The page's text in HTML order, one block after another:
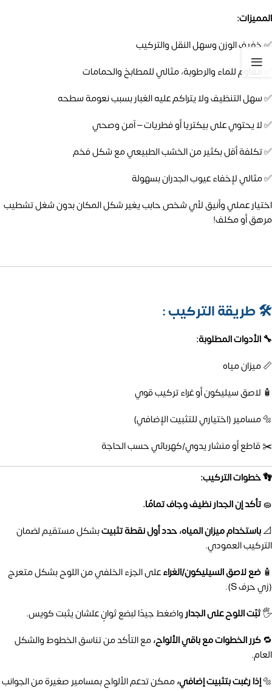
المميزات:
✅ خفيف الوزن وسهل النقل والتركيب
✅ مقاوم للماء والرطوبة، مثالي للمطابخ والحمامات
✅ سهل التنظيف ولا يتراكم عليه الغبار بسبب نعومة سطحه
✅ لا يحتوي على بيكتريا أو فطريات – آمن وصحي
✅ تكلفة أقل بكثير من الخشب الطبيعي مع شكل فخم
✅ مثالي لإخفاء عيوب الجدران بسهولة
اختيار عملي وأنيق لأي شخص حابب يغير شكل المكان بدون شغل تشطيب
مرهق أو مكلف!
🛠️طريقة التركيب :
🔧 الأدوات المطلوبة:
📏 ميزان مياه
🧴 لاصق سيليكون أو غراء تركيب قوي
🔩 مسامير (اختياري للتثبيت الإضافي)
✂️ قاطع أو منشار يدوي/كهربائي حسب الحاجة
👣 خطوات التركيب:
🧽تأكد إن الجدار نظيف وجاف تمامًا.
📐باستخدام ميزان المياه، حدد أول نقطة تثبيتبشكل مستقيم لضمان
التركيب العمودي.
🧴 ضع لاصق السيليكون/الغراءعلى الجزء الخلفي من اللوح بشكل متعرج
(زي حرف S).
🖐️ثبّت اللوح على الجدارواضغط جيدًا لبضع ثوانٍ علشان يثبت كويس.
🔁كرر الخطوات مع باقي الألواح،مع التأكد من تناسق الخطوط والشكل
العام.
🔩إذا رغبت بتثبيت إضافي،ممكن تدعم الألواح بمسامير صغيرة من الجوانب